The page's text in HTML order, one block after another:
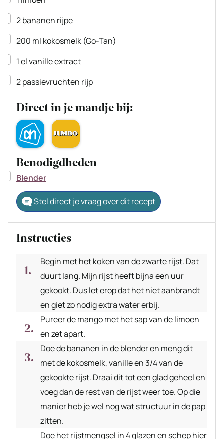
▢
2bananen rijpe
▢
200 ml kokosmelk (Go-Tan)
▢
1elvanille extract
▢
2passievruchten rijp
Direct in je mandje bij:
Benodigdheden
▢
Blender
Stel direct je vraag over dit recept
Instructies
Begin met het koken van de zwarte rijst. Dat
duurt lang. Mijn rijst heeft bijna een uur
gekookt. Dus let erop dat het niet aanbrandt
en giet zo nodig extra water erbij.
Pureer de mango met het sap van de limoen
en zet apart.
Doe de bananen in de blender en meng dit
met de kokosmelk, vanille en 3/4 van de
gekookte rijst. Draai dit tot een glad geheel en
voeg dan de rest van de rijst weer toe. Op die
manier heb je wel nog wat structuur in de pap
zitten.
Doe het rijstmengsel in 4 glazen en schep hier